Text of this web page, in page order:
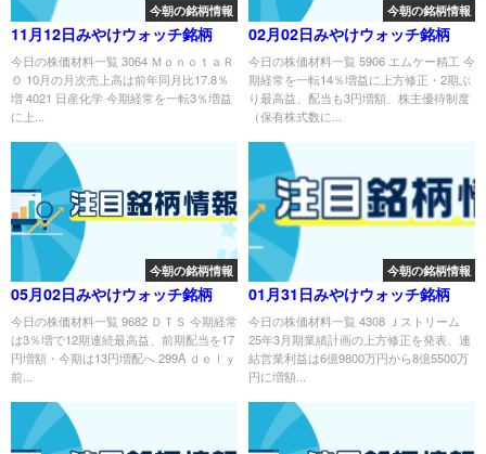
今朝の銘柄情報
11月12日みやけウォッチ銘柄
今日の株価材料一覧 3064 ＭｏｎｏｔａＲ
Ｏ 10月の月次売上高は前年同月比17.8％
増 4021 日産化学 今期経常を一転3％増益
に上...
今朝の銘柄情報
02月02日みやけウォッチ銘柄
今日の株価材料一覧 5906 エムケー精工 今
期経常を一転14％増益に上方修正・2期ぶ
り最高益、配当も3円増額、株主優待制度
（保有株式数に...
今朝の銘柄情報
05月02日みやけウォッチ銘柄
今日の株価材料一覧 9682 ＤＴＳ 今期経常
は3％増で12期連続最高益、前期配当を17
円増額・今期は13円増配へ 299A ｄｅｌｙ
前...
今朝の銘柄情報
01月31日みやけウォッチ銘柄
今日の株価材料一覧 4308 Ｊストリーム
25年3月期業績計画の上方修正を発表、連
結営業利益は6億9800万円から8億5500万
円に増額...